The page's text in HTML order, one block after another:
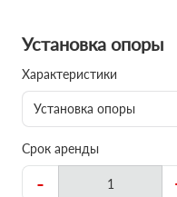
Установка опоры
Характеристики
Установка опоры
Срок аренды
-